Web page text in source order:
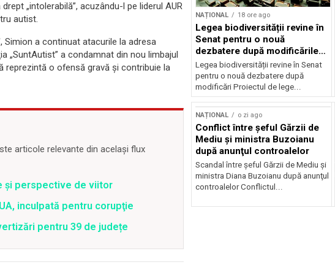
„intolerabilă”, acuzându-l pe liderul AUR
autist.
Simion a continuat atacurile la adresa
„SuntAutist” a condamnat din nou limbajul
reprezintă o ofensă gravă şi contribuie la
articole relevante din același flux
și perspective de viitor
inculpată pentru corupţie
pentru 39 de județe
NAȚIONAL 18 ore ago
Legea biodiversității revine în
Senat pentru o nouă
dezbatere după modificările
deputaților
Legea biodiversității revine în Senat
pentru o nouă dezbatere după
modificări Proiectul de lege...
NAȚIONAL o zi ago
Conflict între şeful Gărzii de
Mediu şi ministra Buzoianu
după anunţul controalelor
Scandal între şeful Gărzii de Mediu şi
ministra Diana Buzoianu după anunţul
controalelor Conflictul...